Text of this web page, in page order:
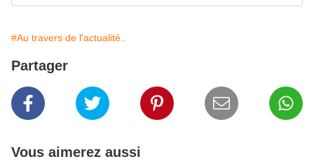
#Au travers de l'actualité..
Partager
Vous aimerez aussi